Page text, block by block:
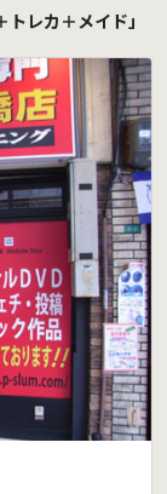
レカ＋メイド」